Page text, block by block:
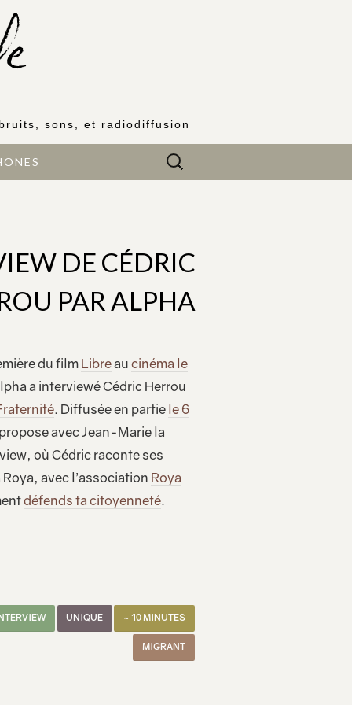
bruits, sons, et radiodiffusion
Rechercher :
DE CÉDRIC
PAR ALPHA
du film Libreau cinéma le
a interviewé Cédric Herrou
. Diffusée en partie le 6
avec Jean-Marie la
où Cédric raconte ses
avec l’association Roya
défends ta citoyenneté.
~ 10 MINUTES
UNIQUE
INTERVIEW
MIGRANT